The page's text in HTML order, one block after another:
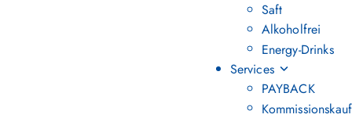
Saft
Alkoholfrei
Energy-Drinks
Services
PAYBACK
Kommissionskauf